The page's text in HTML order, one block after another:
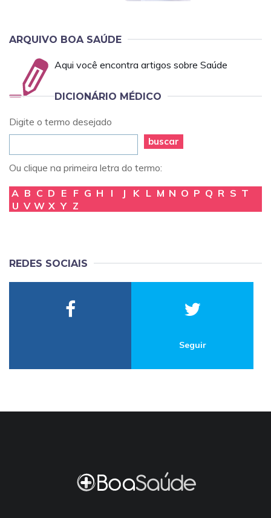
ARQUIVO BOA SAÚDE
Aqui você encontra artigos sobre Saúde
DICIONÁRIO MÉDICO
Digite o termo desejado
buscar
Ou clique na primeira letra do termo:
A B C D E F G H I J K L M N O P Q R S T
U V W X Y Z
REDES SOCIAIS
Seguir